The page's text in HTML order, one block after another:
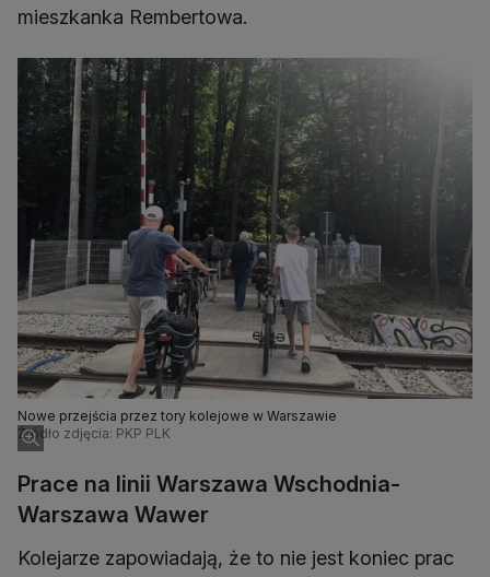
mieszkanka Rembertowa.
Nowe przejścia przez tory kolejowe w Warszawie
Źródło zdjęcia: PKP PLK
Prace na linii Warszawa Wschodnia-
Warszawa Wawer
Kolejarze zapowiadają, że to nie jest koniec prac